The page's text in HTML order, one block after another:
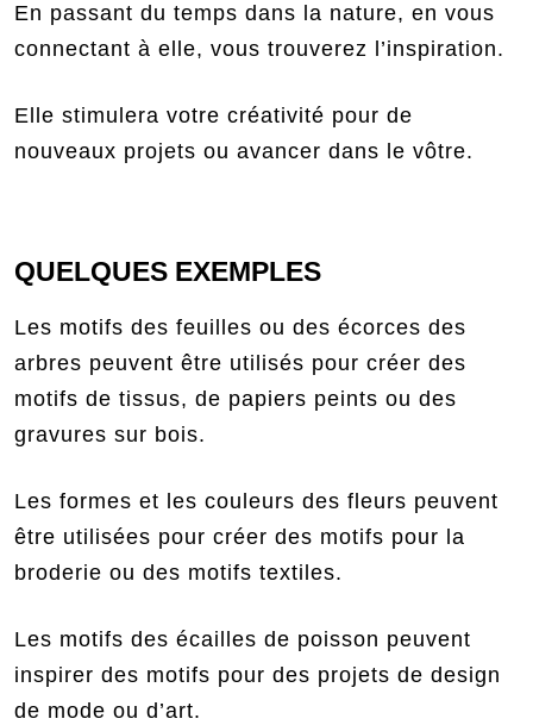
En passant du temps dans la nature, en vous
connectant à elle, vous trouverez l’inspiration.
Elle stimulera votre créativité pour de
nouveaux projets ou avancer dans le vôtre.
QUELQUES EXEMPLES
Les motifs des feuilles ou des écorces des
arbres peuvent être utilisés pour créer des
motifs de tissus, de papiers peints ou des
gravures sur bois.
Les formes et les couleurs des fleurs peuvent
être utilisées pour créer des motifs pour la
broderie ou des motifs textiles.
Les motifs des écailles de poisson peuvent
inspirer des motifs pour des projets de design
de mode ou d’art.